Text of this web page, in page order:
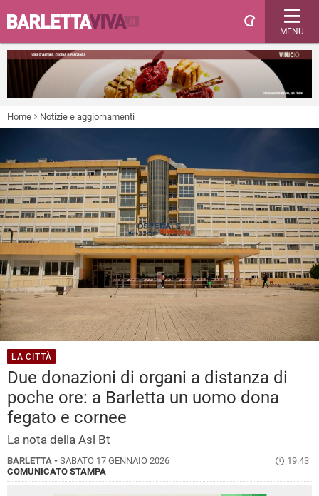
MENU
Home Notizie e aggiornamenti
LA CITTÀ
Due donazioni di organi a distanza di
poche ore: a Barletta un uomo dona
fegato e cornee
La nota della Asl Bt
BARLETTA - SABATO 17 GENNAIO 2026
19.43
COMUNICATO STAMPA